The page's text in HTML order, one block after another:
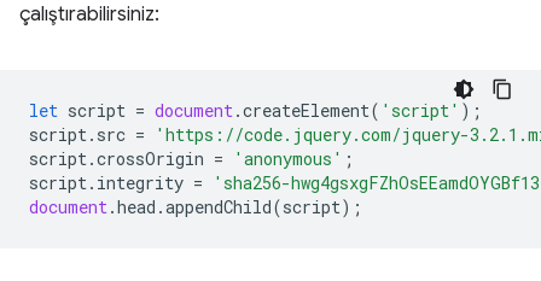
çalıştırabilirsiniz:
let script = document.createElement( 'script' );
script. src =
'https://code.jquery.com/jquery-
script.crossOrigin = 'anonymous' ;
script. integrity =
'sha256-
document.head .appendChild(script);